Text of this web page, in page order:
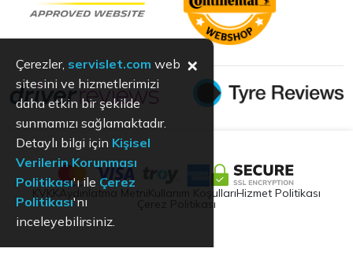
Aydınlatma Metni Kullanım KoşullarıHizmet Politikası
Çerez Politikası
Çerezler, servislet.com web
sitesini ve hizmetlerimizi
daha etkin bir şekilde
sunmamızı sağlamaktadır.
Detaylı bilgi için Kişisel
Verilerin Korunması
Politikası'ı ile Çerez
Politikası'nı
inceleyebilirsiniz.
×